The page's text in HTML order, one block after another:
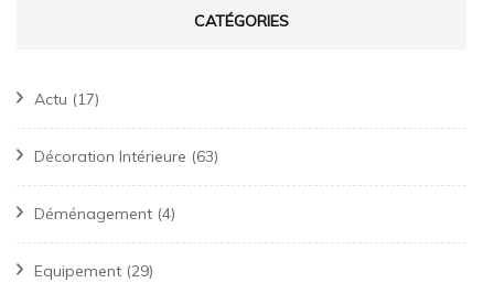
CATÉGORIES
Actu (17)
Décoration Intérieure (63)
Déménagement (4)
Equipement (29)